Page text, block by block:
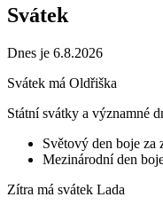
Svátek
Dnes je 6.8.2026
Svátek má Oldřiška
Státní svátky a významné
Světový den boje za
Mezinárodní den
Zítra má svátek Lada